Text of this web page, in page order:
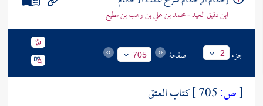
ابن دقيق العيد - محمد بن علي بن وهب بن مطيع
جزء 2 صفحة 705
[ص:
كتاب العتق